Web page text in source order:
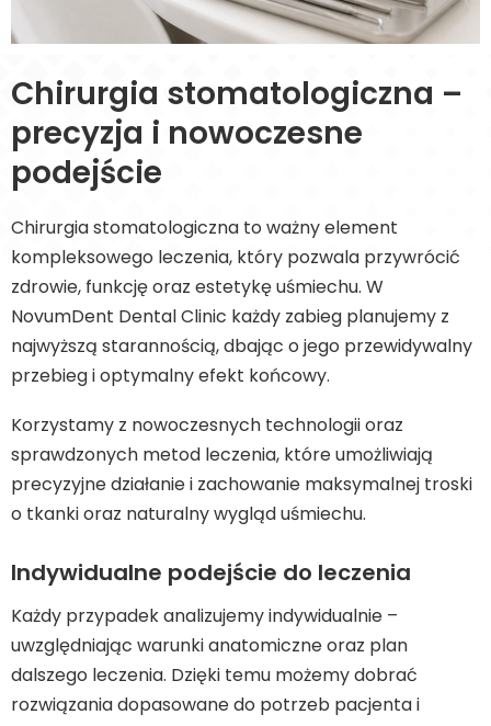
Chirurgia stomatologiczna –
precyzja i nowoczesne
podejście
Chirurgia stomatologiczna to ważny element
kompleksowego leczenia, który pozwala przywrócić
zdrowie, funkcję oraz estetykę uśmiechu. W
NovumDent Dental Clinic każdy zabieg planujemy z
najwyższą starannością, dbając o jego przewidywalny
przebieg i optymalny efekt końcowy.
Korzystamy z nowoczesnych technologii oraz
sprawdzonych metod leczenia, które umożliwiają
precyzyjne działanie i zachowanie maksymalnej troski
o tkanki oraz naturalny wygląd uśmiechu.
Indywidualne podejście do leczenia
Każdy przypadek analizujemy indywidualnie –
uwzględniając warunki anatomiczne oraz plan
dalszego leczenia. Dzięki temu możemy dobrać
rozwiązania dopasowane do potrzeb pacjenta i